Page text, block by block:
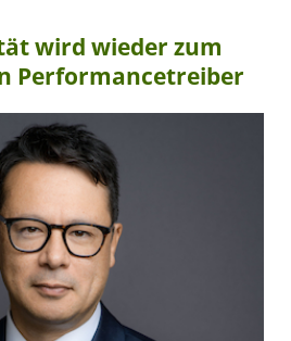
wird wieder zum
Performancetreiber